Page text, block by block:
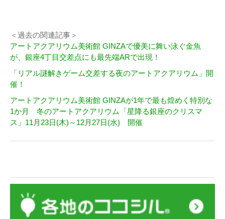
＜過去の関連記事＞
アートアクアリウム美術館 GINZAで優美に舞い泳ぐ金魚
が、銀座4丁目交差点にも最先端ARで出現！
「リアル謎解きゲーム交差する夜のアートアクアリウム」開
催！
アートアクアリウム美術館 GINZAが1年で最も煌めく特別な
1か月 冬のアートアクアリウム「星降る銀座のクリスマ
ス」11月23日(木)～12月27日(水) 開催